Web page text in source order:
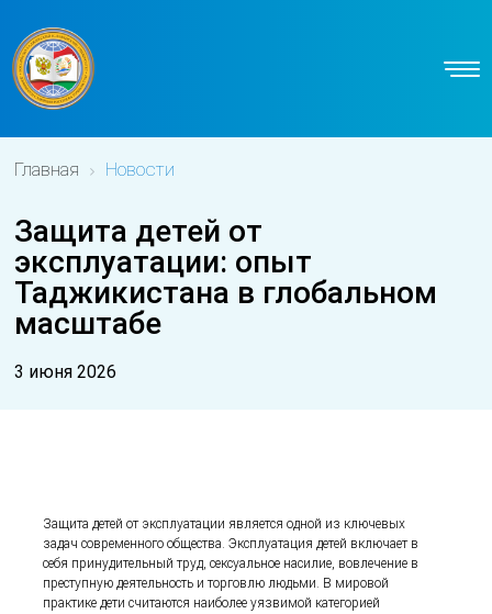
Главная Новости
Защита детей от
эксплуатации: опыт
Таджикистана в глобальном
масштабе
3 июня 2026
Защита детей от эксплуатации является одной из ключевых
задач современного общества. Эксплуатация детей включает в
себя принудительный труд, сексуальное насилие, вовлечение в
преступную деятельность и торговлю людьми. В мировой
практике дети считаются наиболее уязвимой категорией